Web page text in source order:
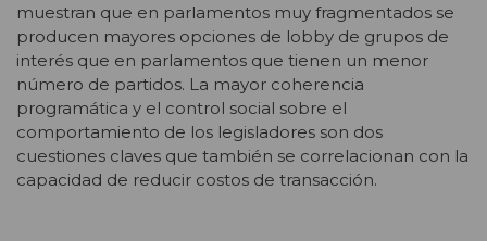
muestran que en parlamentos muy fragmentados se
producen mayores opciones de lobby de grupos de
interés que en parlamentos que tienen un menor
número de partidos. La mayor coherencia
programática y el control social sobre el
comportamiento de los legisladores son dos
cuestiones claves que también se correlacionan con la
capacidad de reducir costos de transacción.